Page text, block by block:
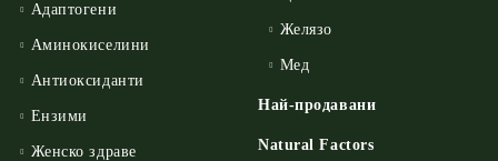
Адаптогени
Аминокиселини
Антиоксиданти
Ензими
Женско здраве
Желязо
Мед
Най-продавани
Natural Factors